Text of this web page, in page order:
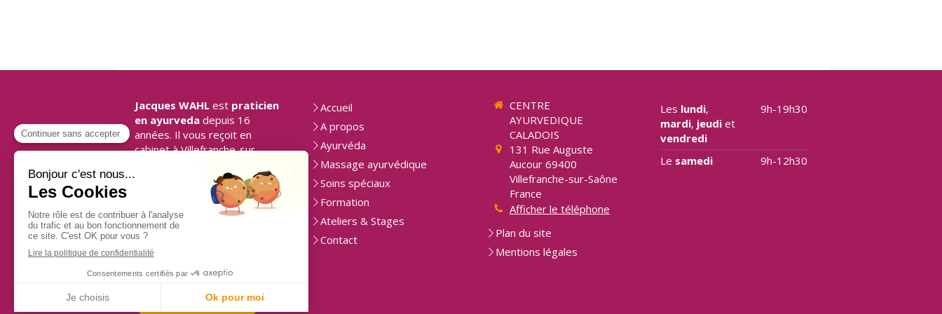
Jacques WAHL est praticien
en ayurveda depuis 16
années. Il vous reçoit en
cabinet à Villefranche-sur-
de douleurs articulaires,
neurasthénie, stress,
intolérances alimentaires ou
problèmes de peau.
©2023 CENTRE
AYURVEDIQUE CALADOIS
Prendre rendez-vous
Accueil
A propos
Ayurvéda
Massage ayurvédique
Soins spéciaux
Formation
Ateliers & Stages
Contact
CENTRE
AYURVEDIQUE
CALADOIS
131 Rue Auguste
Aucour 69400
Villefranche-sur-Saône
France
Afficher le téléphone
Plan du site
Mentions légales
Les lundi,
mardi, jeudi et
vendredi
9h-19h30
Le samedi 9h-12h30